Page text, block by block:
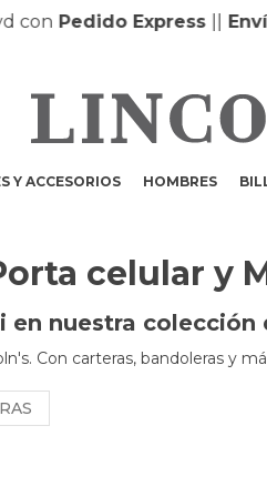
Pedido Express||Envíos
Y ACCESORIOS HOMBRES
celular y
nuestra colección
Con carteras, bandoleras y